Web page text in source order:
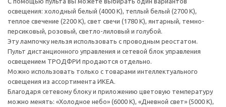
освещения: холодный белый (4000 К), теплый белый (2700 К),
теплое свечение (2200 К), свет свечи (1780 К), янтарный, темно-
персиковый, розовый, светло-лиловый и голубой.
Эту лампочку нельзя использовать с проводным реостатом.
Пульт дистанционного управления и сетевой блок управления
освещением ТРОДФРИ продаются отдельно.
Можно использовать только с товарами интеллектуального
освещения из ассортимента ИКЕА.
Благодаря сетевому блоку и приложению цветовую температуру
можно менять: «Холодное небо» (6000 К), «Дневной свет» (5000 К),